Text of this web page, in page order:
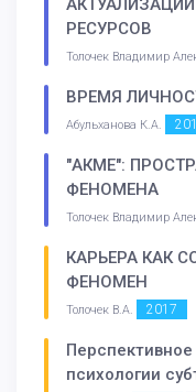
РЕСУРСОВ
Толочек Владимир
ВРЕМЯ
Абульханова К.А.
"АКМЕ":
ФЕНОМЕНА
Толочек Владимир
КАРЬЕРА КАК
ФЕНОМЕН
Толочек В.А. 2017
психологии